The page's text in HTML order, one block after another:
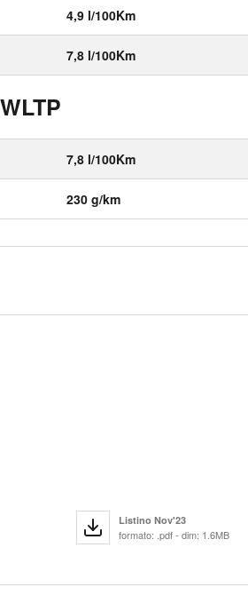
4,9 l/100Km
7,8 l/100Km
7,8 l/100Km
230 g/km
Listino Nov'23
formato: .pdf - dim: 1.6MB